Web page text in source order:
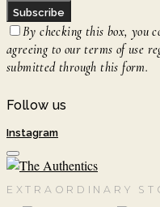
Subscribe
By checking this box, you
agreeing to our terms of use
submitted through this form.
Follow us
Instagram
EXTRAORDINARY